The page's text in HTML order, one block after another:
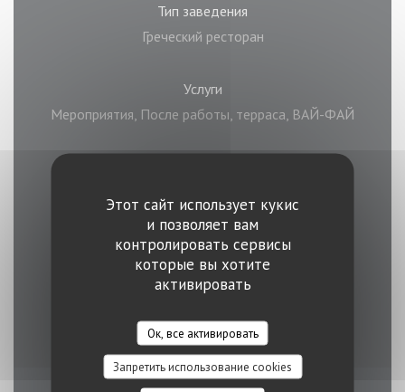
Этот сайт использует кукис
и позволяет вам
контролировать сервисы
которые вы хотите
активировать
Ок, все активировать
Запретить использование cookies
Тип заведения
Греческий ресторан
Услуги
Мероприятия, После работы, терраса, ВАЙ-ФАЙ
Pay, Проверка Sodexo, Билет в ресторане,
Маэстро, Paiement Sans Contact, Eurocard /
Mastercard, ресторан Titres, Денежные
средства, виза, American Express, Дебетовая
карточка